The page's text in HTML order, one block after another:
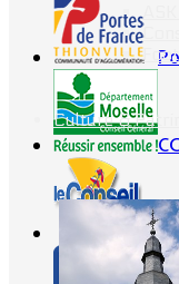
Culture &